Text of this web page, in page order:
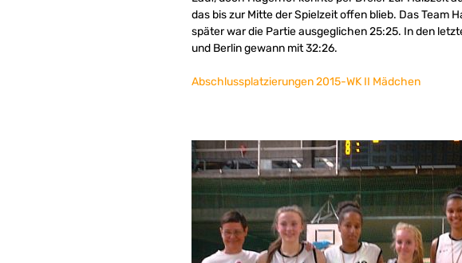
das bis zur Mitte der Spielzeit offen blieb. Das Team
später war die Partie ausgeglichen 25:25. In den
und Berlin gewann mit 32:26.
Abschlussplatzierungen 2015-WK II Mädchen